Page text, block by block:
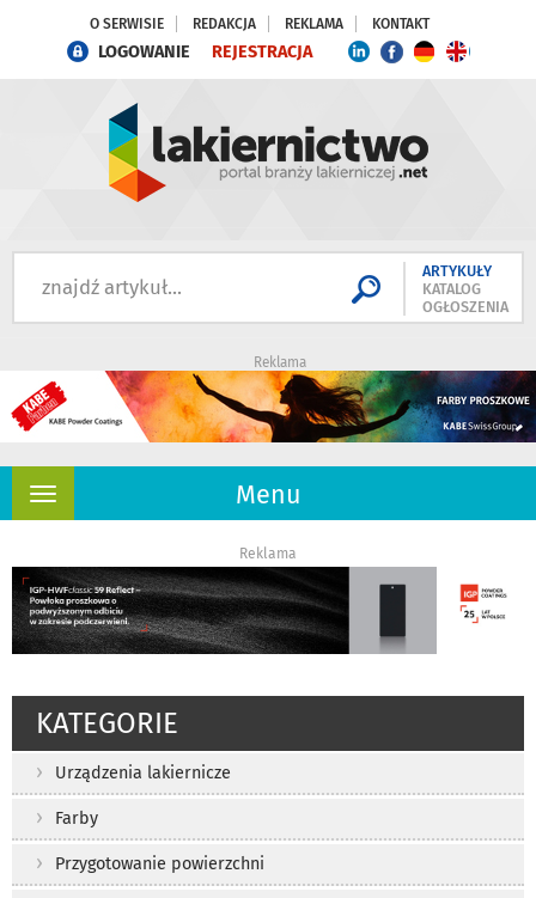
O SERWISIE REDAKCJA REKLAMA KONTAKT
LOGOWANIE REJESTRACJA
ARTYKUŁY
KATALOG
OGŁOSZENIA
Reklama
Menu
Rozwiń
Reklama
KATEGORIE
Urządzenia lakiernicze
Farby
Przygotowanie powierzchni